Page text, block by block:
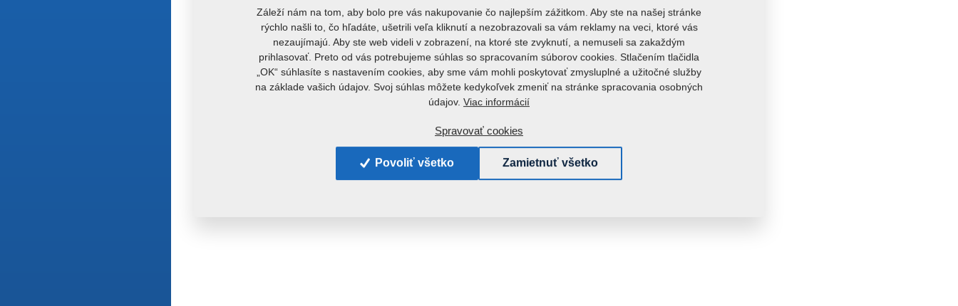
Záleží nám na tom, aby bolo pre vás nakupovanie čo najlepším zážitkom. Aby ste na našej stránke
rýchlo našli to, čo hľadáte, ušetrili veľa kliknutí a nezobrazovali sa vám reklamy na veci, ktoré vás
nezaujímajú. Aby ste web videli v zobrazení, na ktoré ste zvyknutí, a nemuseli sa zakaždým
prihlasovať. Preto od vás potrebujeme súhlas so spracovaním súborov cookies. Stlačením tlačidla
„OK“ súhlasíte s nastavením cookies, aby sme vám mohli poskytovať zmysluplné a užitočné služby
na základe vašich údajov. Svoj súhlas môžete kedykoľvek zmeniť na stránke spracovania osobných
údajov. Viac informácií
Spravovať cookies
Povoliť všetko Zamietnuť všetko